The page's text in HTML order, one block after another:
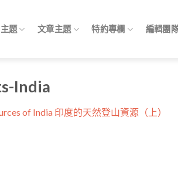
題 文章主題 特約專欄 編輯團
India
of India 印度的天然登山資源（上）